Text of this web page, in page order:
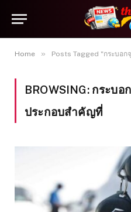
Home » Posts Tagged "กระบอก
BROWSING: กระบอ
ประกอบสำคัญที่